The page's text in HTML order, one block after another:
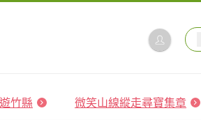
竹縣 微笑山線縱走尋寶集章